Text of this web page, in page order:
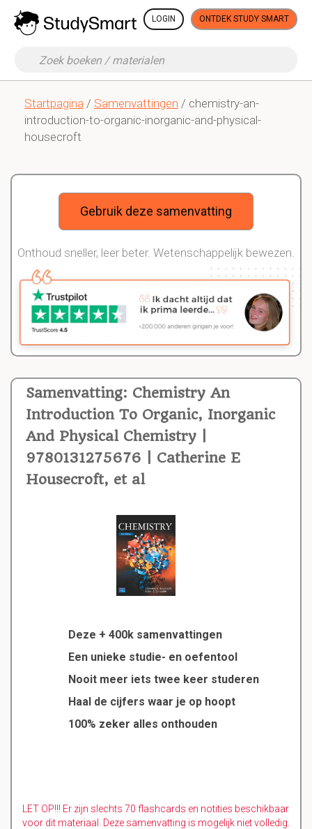
LOGIN ONTDEK STUDY SMART
Startpagina / Samenvattingen / chemistry-an-
introduction-to-organic-inorganic-and-physical-
housecroft
Samenvatting: Chemistry An
Introduction To Organic, Inorganic
And Physical Chemistry |
9780131275676 | Catherine E
Housecroft, et al
Deze + 400k samenvattingen
Een unieke studie- en oefentool
Nooit meer iets twee keer studeren
Haal de cijfers waar je op hoopt
100% zeker alles onthouden
LET OP!!! Er zijn slechts 70 flashcards en notities beschikbaar
voor dit materiaal. Deze samenvatting is mogelijk niet volledig.
Gebruik deze samenvatting
Onthoud sneller, leer beter. Wetenschappelijk bewezen.